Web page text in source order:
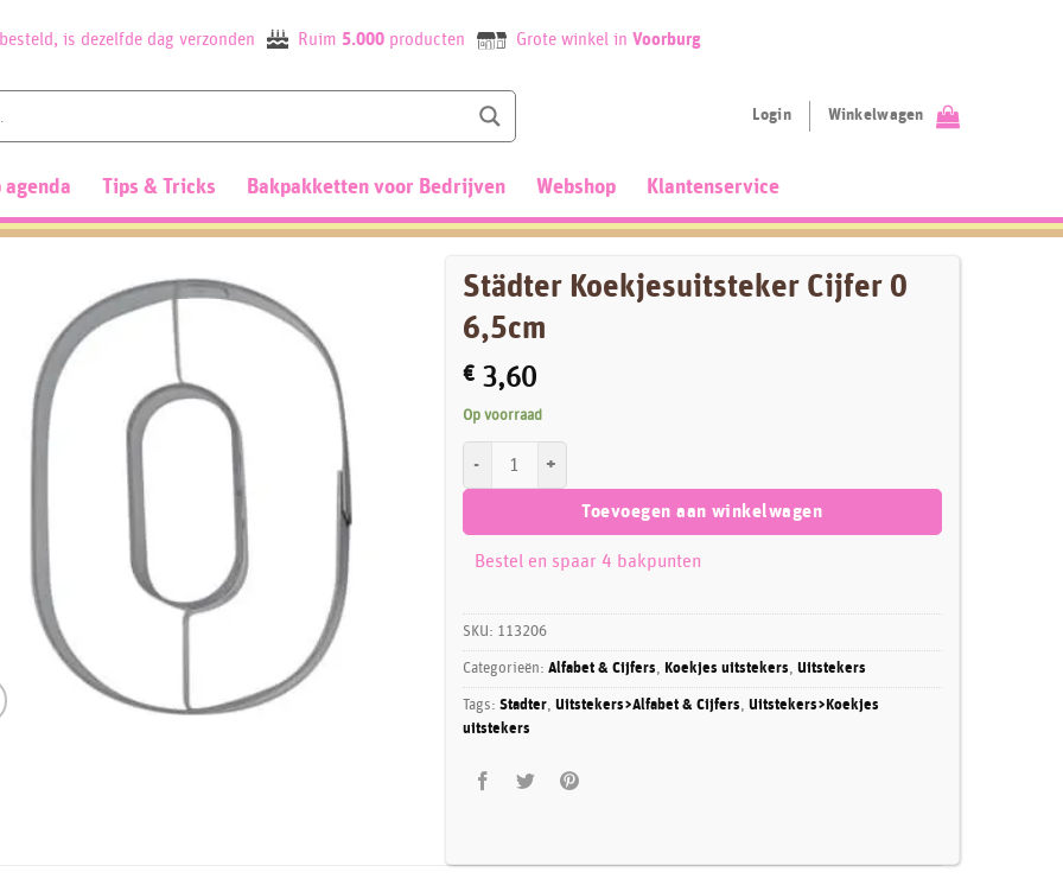
is dezelfde dag verzonden Ruim 5.000producten Grote winkel in Voorburg
Login Winkelwagen
agenda Tips & Tricks Bakpakketten voor Bedrijven Webshop Klantenservice
Städter Koekjesuitsteker Cijfer 0
6,5cm
€3,60
Op voorraad
Toevoegen aan winkelwagen
Bestel en spaar 4 bakpunten
SKU: 113206
Categorieën: Alfabet & Cijfers, Koekjes uitstekers, Uitstekers
Tags: Stadter, Uitstekers>Alfabet & Cijfers, Uitstekers>Koekjes
uitstekers